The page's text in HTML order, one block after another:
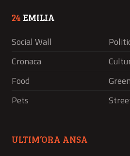
24 EMILIA
Social Wall
Cronaca
Food
Green
Pets
ULTIM’ORA ANSA